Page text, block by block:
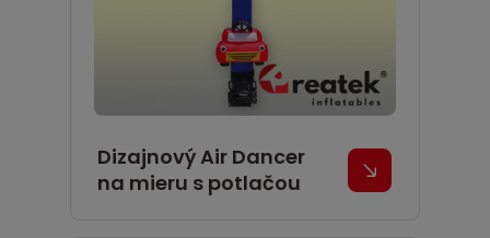
Dizajnový Air Dancer
na mieru s potlačou